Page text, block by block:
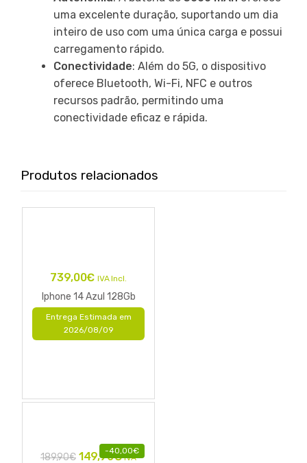
uma excelente duração, suportando um dia
inteiro de uso com uma única carga e possui
carregamento rápido.
Conectividade: Além do 5G, o dispositivo
oferece Bluetooth, Wi-Fi, NFC e outros
recursos padrão, permitindo uma
conectividade eficaz e rápida.
Produtos relacionados
739,00€ IVA Incl.
Iphone 14 Azul 128Gb
Entrega Estimada em
2026/08/09
-40,00€
189,90€ 149,90€ IVA